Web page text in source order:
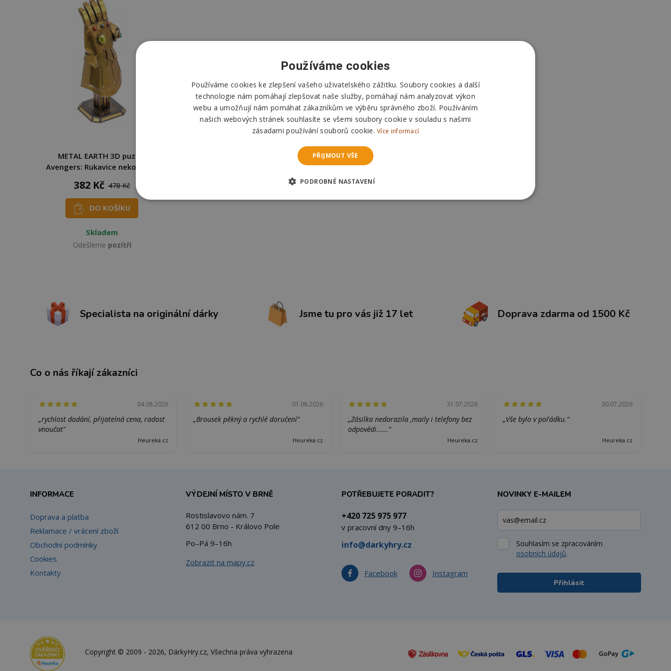
METAL EARTH 3D puzzle
Avengers: Rukavice nekonečna
382 Kč 478 Kč
DO KOŠÍKU
Skladem
Odešleme pozítří
Specialista na originální dárky Jsme tu pro vás již 17 let Doprava zdarma od 1500 Kč
Co o nás říkají zákazníci
04.08.2026
„rychlost dodání, přijatelná cena, radost
vnoučat“
Heureka.cz
01.08.2026
„Brousek pěkný a rychlé doručení“
Heureka.cz
31.07.2026
„Zásilka nedorazila ,maily i telefony bez
odpovědi......“
Heureka.cz
30.07.2026
„Vše bylo v pořádku.“
Heureka.cz
INFORMACE
Doprava a platba
Reklamace / vrácení zboží
Obchodní podmínky
Cookies
Kontakty
VÝDEJNÍ MÍSTO V BRNĚ
Rostislavovo nám. 7
612 00 Brno - Královo Pole
Po–Pá 9–16h
Zobrazit na mapy.cz
POTŘEBUJETE PORADIT?
+420 725 975 977
v pracovní dny 9–16h
info@darkyhry.cz
Facebook Instagram
NOVINKY E-MAILEM
Souhlasím se zpracováním
osobních údajů.
Přihlásit
Copyright © 2009 - 2026, DárkyHry.cz, Všechna práva vyhrazena
Používáme cookies
Používáme cookies ke zlepšení vašeho uživatelského zážitku. Soubory cookies a další
technologie nám pomáhají zlepšovat naše služby, pomáhají nám analyzovat výkon
webu a umožňují nám pomáhat zákazníkům ve výběru správného zboží. Používáním
našich webových stránek souhlasíte se všemi soubory cookie v souladu s našimi
zásadami používání souborů cookie.Více informací
PŘIJMOUT VŠE
PODROBNÉ NASTAVENÍ